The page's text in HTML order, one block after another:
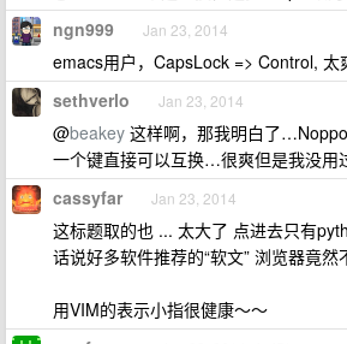
ngn999 Jan 23, 2014
emacs用户，CapsLock => Control, 太
sethverlo Jan 23, 2014
@beakey 这样啊，那我明白了
一个键直接可以互换…很爽但是我
cassyfar Jan 23, 2014
这标题取的也 ... 太大了 点进去只有
话说好多软件推荐的“软文” 浏览器竟然
用VIM的表示小指很健康～～